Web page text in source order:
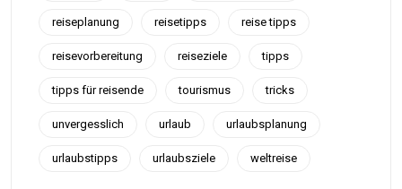
reiseplanung reisetipps reise tipps
reisevorbereitung reiseziele tipps
tipps für reisende tourismus tricks
unvergesslich urlaub urlaubsplanung
urlaubstipps urlaubsziele weltreise